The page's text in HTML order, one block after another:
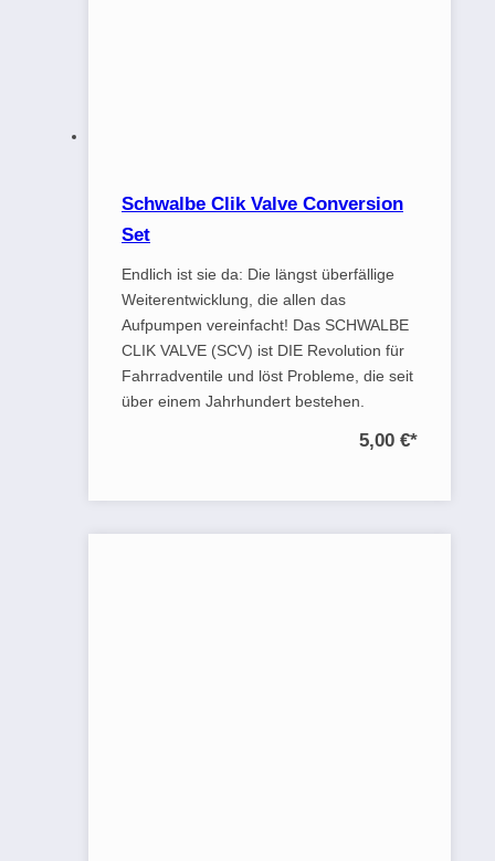
Schwalbe Clik Valve Conversion
Set
Endlich ist sie da: Die längst überfällige
Weiterentwicklung, die allen das
Aufpumpen vereinfacht! Das SCHWALBE
CLIK VALVE (SCV) ist DIE Revolution für
Fahrradventile und löst Probleme, die seit
über einem Jahrhundert bestehen.
5,00 €*